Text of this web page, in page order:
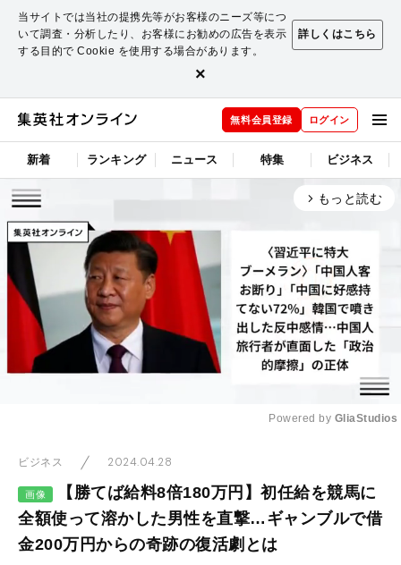
当サイトでは当社の提携先等がお客様のニーズ等につ
いて調査・分析したり、お客様にお勧めの広告を表示
する目的で Cookie を使用する場合があります。
詳しくはこちら
×
無料会員登録 ログイン
新着 ランキング ニュース 特集 ビジネス
arrow_forward_ios もっと読む
Powered by GliaStudios
ビジネス 2024.04.28
画像
【勝てば給料8倍180万円】初任給を競馬に
全額使って溶かした男性を直撃…ギャンブルで借
金200万円からの奇跡の復活劇とは